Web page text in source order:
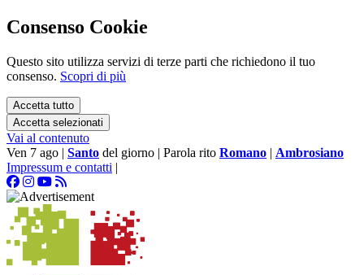
Consenso Cookie
Questo sito utilizza servizi di terze parti che richiedono il tuo
consenso. Scopri di più
Accetta tutto
Accetta selezionati
Vai al contenuto
Ven 7 ago | Santo del giorno | Parola rito Romano | Ambrosiano
Impressum e contatti |